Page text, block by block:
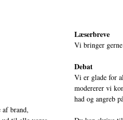
brand,
Læserbreve
Vi bringer
Debat
Vi er glade for
modererer vi
had og angreb